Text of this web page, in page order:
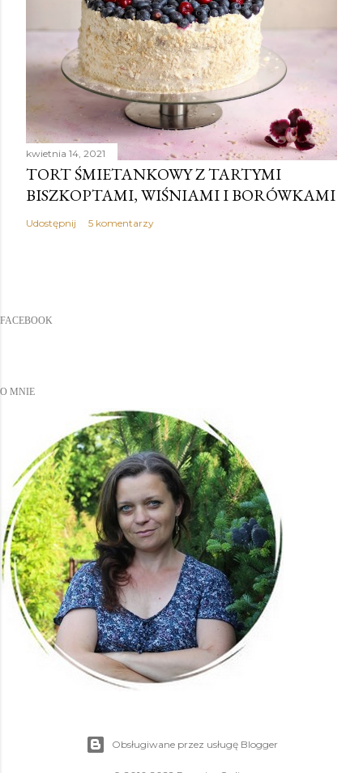
kwietnia 14, 2021
TORT ŚMIETANKOWY Z TARTYMI
BISZKOPTAMI, WIŚNIAMI I BORÓWKAMI
Udostępnij 5 komentarzy
FACEBOOK
O MNIE
Obsługiwane przez usługę Blogger